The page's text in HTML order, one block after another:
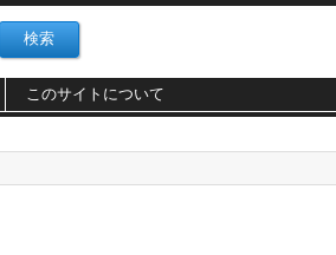
このサイトについて